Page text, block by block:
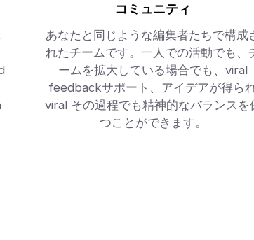
コミュニティ
あなたと同じような編集者たちで構成
れたチームです。一人での活動でも、
ームを拡大している場合でも、viral
feedbackサポート、アイデアが得ら
viral その過程でも精神的なバランスを
つことができます。